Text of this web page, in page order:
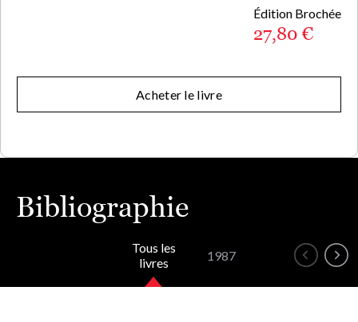
Édition Brochée
27,80 €
Acheter le livre
Bibliographie
Tous les
livres
1987